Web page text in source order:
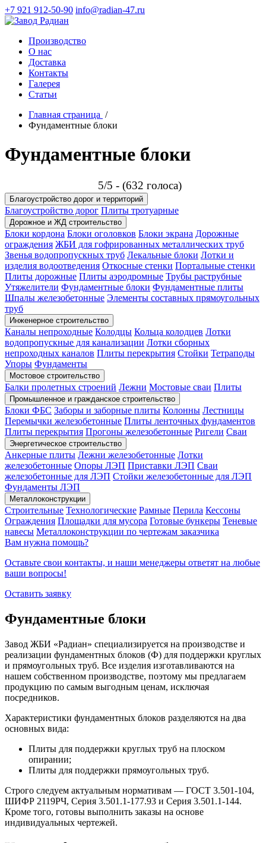
+7 921 912-50-90 info@radian-47.ru
Производство
О нас
Доставка
Контакты
Галерея
Статьи
Главная страница /
Фундаментные блоки
Фундаментные блоки
5/5 - (632 голоса)
Благоустройство дорог и территорий
Благоустройство дорог Плиты тротуарные
Дорожное и ЖД строительство
Блоки кордона Блоки оголовков Блоки экрана Дорожные
ограждения ЖБИ для гофрированных металлических труб
Звенья водопропускных труб Лекальные блоки Лотки и
изделия водоотведения Откосные стенки Портальные стенки
Плиты дорожные Плиты аэродромные Трубы раструбные
Утяжелители Фундаментные блоки Фундаментные плиты
Шпалы железобетонные Элементы составных прямоугольных
труб
Инженерное строительство
Каналы непроходные Колодцы Кольца колодцев Лотки
водопропускные для канализации Лотки сборных
непроходных каналов Плиты перекрытия Стойки Тетраподы
Упоры Фундаменты
Мостовое строительство
Балки пролетных строений Лежни Мостовые сваи Плиты
Промышленное и гражданское строительство
Блоки ФБС Заборы и заборные плиты Колонны Лестницы
Перемычки железобетонные Плиты ленточных фундаментов
Плиты перекрытия Прогоны железобетонные Ригели Сваи
Энергетическое строительство
Анкерные плиты Лежни железобетонные Лотки
железобетонные Опоры ЛЭП Приставки ЛЭП Сваи
железобетонные для ЛЭП Стойки железобетонные для ЛЭП
Фундаменты ЛЭП
Металлоконструкции
Строительные Технологические Рамные Перила Кессоны
Ограждения Площадки для мусора Готовые бункеры Теневые
навесы Металлоконструкции по чертежам заказчика
Вам нужна помощь?
Оставьте свои контакты, и наши менеджеры ответят на любые
ваши вопросы!
Оставить заявку
Фундаментные блоки
Завод ЖБИ «Радиан» специализируется на производстве и
реализации фундаментных блоков (Ф) для поддержки круглых
и прямоугольных труб. Все изделия изготавливаются на
нашем собственном производстве, поэтому мы предлагаем
продукцию по самым выгодным ценам, исключая
посредников.
Характеристики фундаментных блоков разделяются на два
основных вида:
Плиты для поддержки круглых труб на плоском
опирании;
Плиты для поддержки прямоугольных труб.
Строго следуем актуальным нормативам — ГОСТ 3.501-104,
ШИФР 2119РЧ, Серия 3.501.1-177.93 и Серия 3.501.1-144.
Кроме того, готовы выполнить заказы на основе
индивидуальных чертежей.